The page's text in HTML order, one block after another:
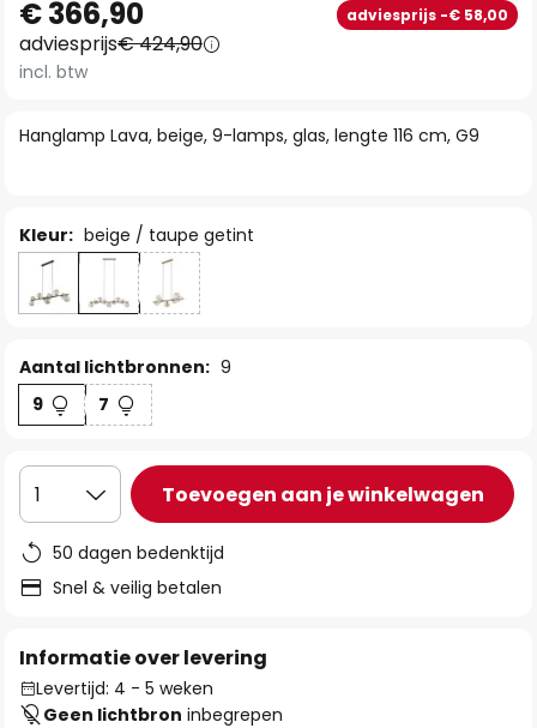
naar
het
begin
de
Hanglamp Lava, beige, 9-lamps, glas, lengte 116 cm, G9
€ 366,90 adviesprijs -€ 58,00
adviesprijs€ 424,90
incl. btw
Kleur: beige / taupe getint
Aantal lichtbronnen: 9
9
7
1 Toevoegen aan je winkelwagen
50 dagen bedenktijd
Snel & veilig betalen
Informatie over levering
Levertijd: 4 - 5 weken
Geen lichtbron inbegrepen